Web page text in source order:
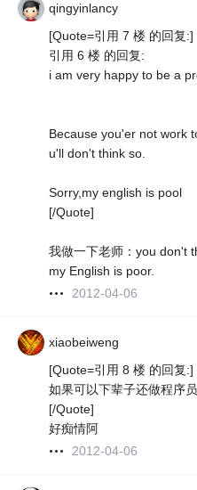
qingyinlancy
[Quote=引用 7 楼 的回复:]
引用 6 楼 的回复:
i am very happy to be a
Because you'er not work
u'll don't think so.
Sorry,my english is pool
[/Quote]
我做一下老师：you don't
my English is poor.
2012-04-06
xiaobeiweng
[Quote=引用 8 楼 的回复:]
如果可以下辈子还做程序员
[/Quote]
好痴情阿
2012-04-06